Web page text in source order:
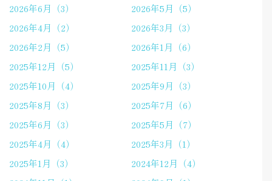
2026年6月（3）
2026年5月（5）
2026年4月（2）
2026年3月（3）
2026年2月（5）
2026年1月（6）
2025年12月（5）
2025年11月（3）
2025年10月（4）
2025年9月（3）
2025年8月（3）
2025年7月（6）
2025年6月（3）
2025年5月（7）
2025年4月（4）
2025年3月（1）
2025年1月（3）
2024年12月（4）